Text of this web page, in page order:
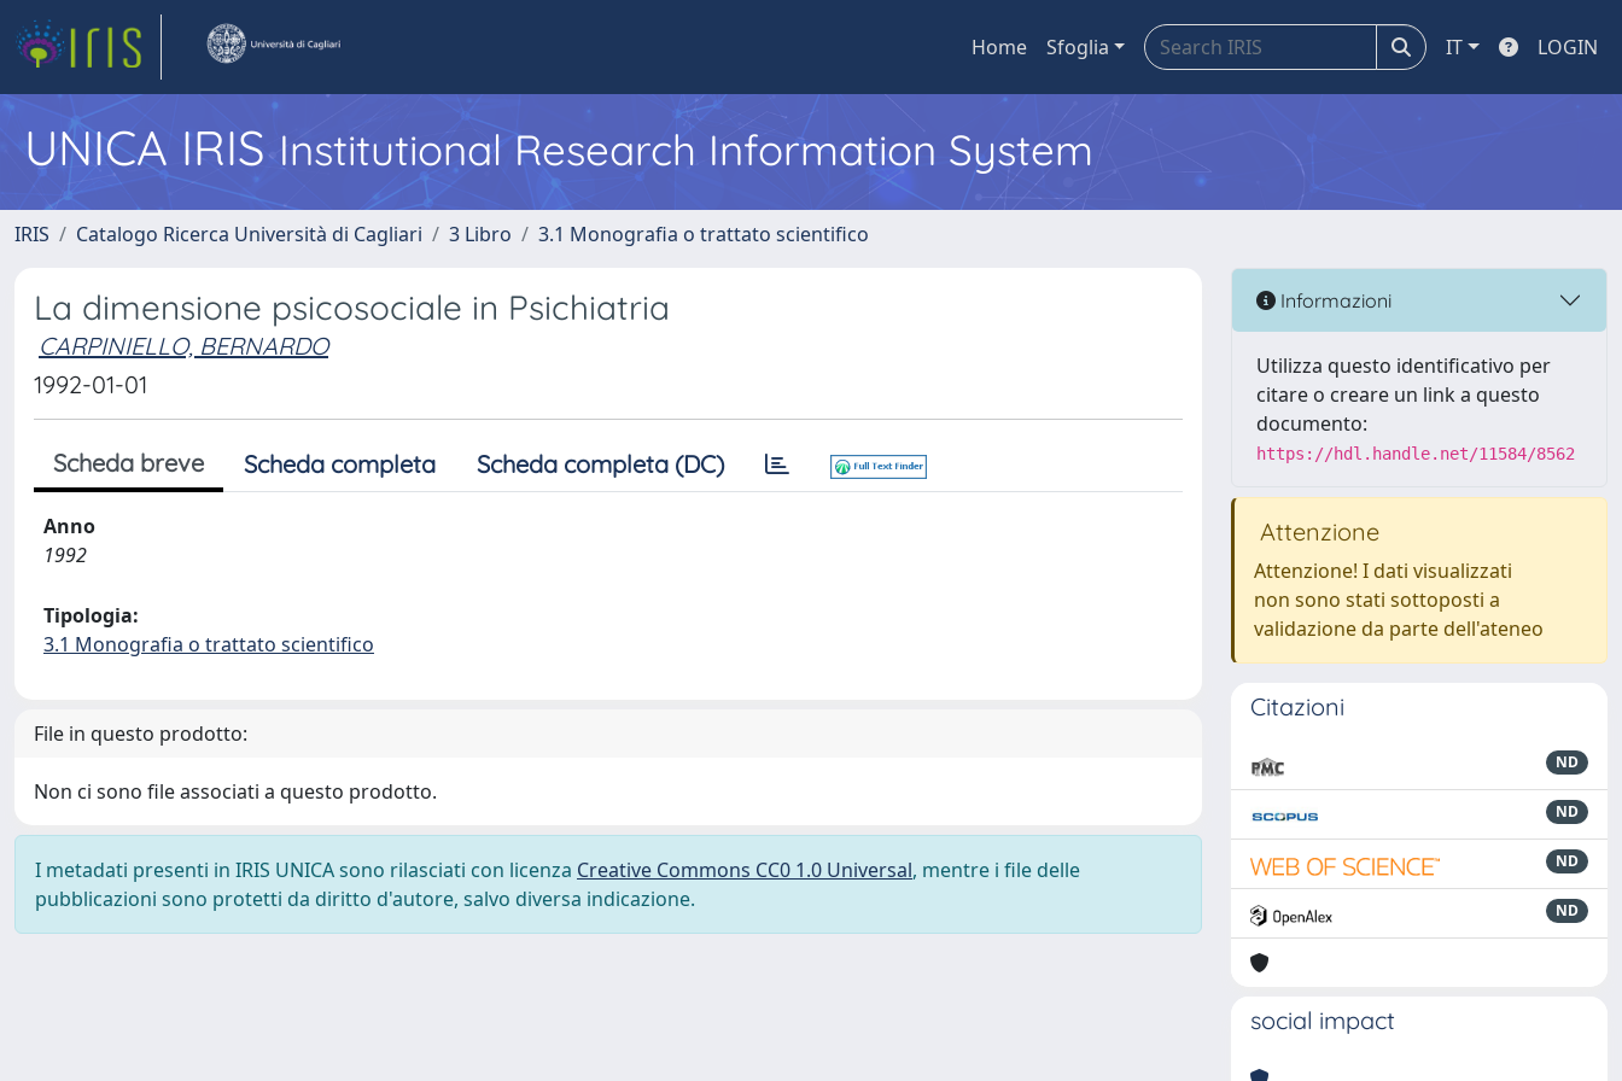
Home Sfoglia IT LOGIN
UNICA IRISInstitutional Research Information System
IRIS Catalogo Ricerca Università di Cagliari 3 Libro 3.1 Monografia o trattato scientifico
La dimensione psicosociale in Psichiatria
CARPINIELLO, BERNARDO
1992-01-01
Scheda breve Scheda completa Scheda completa (DC)
Anno
1992
Tipologia:
3.1 Monografia o trattato scientifico
File in questo prodotto:
Non ci sono file associati a questo prodotto.
I metadati presenti in IRIS UNICA sono rilasciati con licenza Creative Commons CC0 1.0 Universal, mentre i file delle
pubblicazioni sono protetti da diritto d'autore, salvo diversa indicazione.
Informazioni
Utilizza questo identificativo per
citare o creare un link a questo
documento:
https://hdl.handle.net/11584/8562
Attenzione
Attenzione! I dati visualizzati
non sono stati sottoposti a
validazione da parte dell'ateneo
Citazioni
ND
ND
ND
ND
social impact